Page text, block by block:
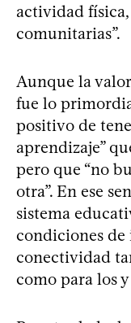
actividad
comunitarias”.
Aunque la
fue lo
positivo de
aprendizaje”
pero que “no
otra”. En ese
sistema
condiciones
conectividad
como para los